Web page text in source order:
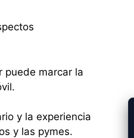
puede marcar la
y la experiencia
y las pymes.